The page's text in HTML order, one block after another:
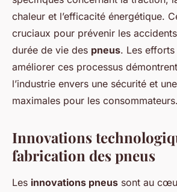
chaleur et l’efficacité énergétique.
cruciaux pour prévenir les
durée de vie des pneus. Les
améliorer ces processus
l’industrie envers une sécurité et
maximales pour les consommateurs.
Innovations
fabrication des pneus
Les innovations pneus sont au